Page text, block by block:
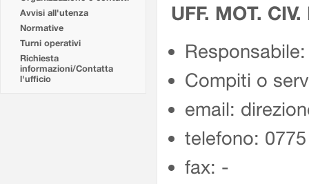
Avvisi all'utenza
Normative
Turni operativi
Richiesta
informazioni/Contatta
l'ufficio
UFF. MOT.
Compiti o
email:
telefono:
fax: -